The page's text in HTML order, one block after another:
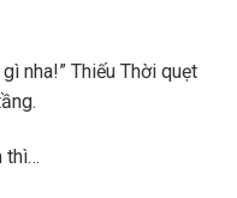
nha!” Thiếu Thời quẹt
thì…